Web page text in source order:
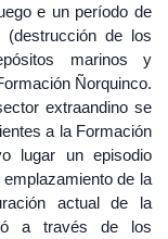
e un período de
(destrucción de los
marinos y
Ñorquinco.
extraandino se
a la Formación
lugar un episodio
de la
actual de la
a través de los